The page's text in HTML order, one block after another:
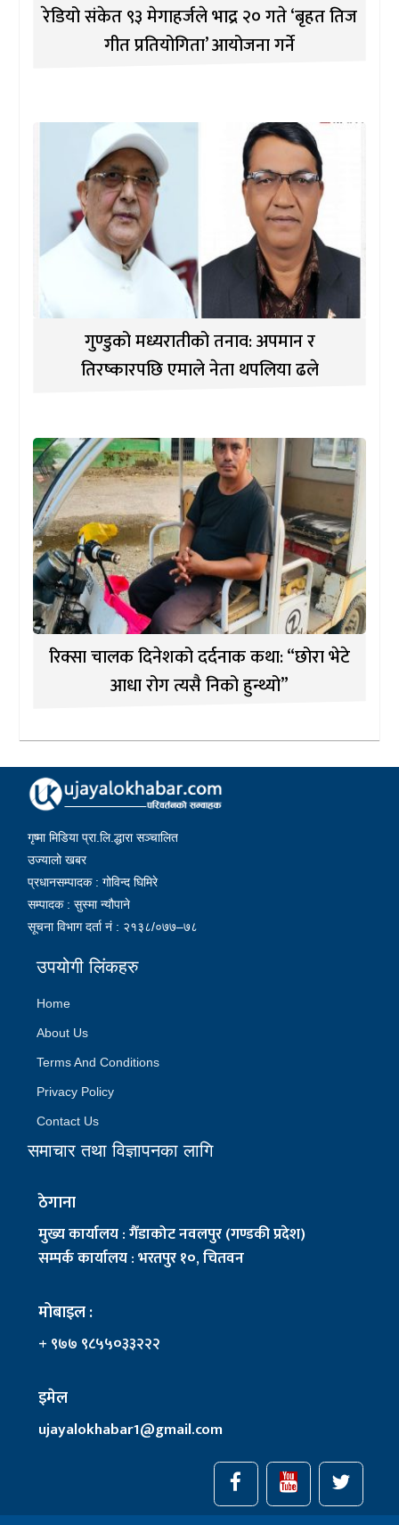
रेडियो संकेत ९३ मेगाहर्जले भाद्र २० गते ‘बृहत तिज
गीत प्रतियोगिता’ आयोजना गर्ने
गुण्डुको मध्यरातीको तनाव: अपमान र
तिरष्कारपछि एमाले नेता थपलिया ढले
रिक्सा चालक दिनेशको दर्दनाक कथा: “छोरा भेटे
आधा रोग त्यसै निको हुन्थ्यो”
गृष्मा मिडिया प्रा.लि.द्धारा सञ्चालित
उज्यालो खबर
प्रधानसम्पादक : गोविन्द घिमिरे
सम्पादक : सुस्मा न्यौपाने
सूचना विभाग दर्ता नं : २१३८/०७७–७८
उपयोगी लिंकहरु
Home
About Us
Terms And Conditions
Privacy Policy
Contact Us
समाचार तथा विज्ञापनका लागि
ठेगाना
मुख्य कार्यालय : गैँडाकोट नवलपुर (गण्डकी प्रदेश)
सम्पर्क कार्यालय : भरतपुर १०, चितवन
मोबाइल :
+ ९७७ ९८५५०३३२२२
इमेल
ujayalokhabar1@gmail.com